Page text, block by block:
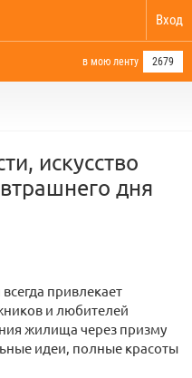
Вход
в мою ленту 2679
искусство
дня
привлекает
и любителей
жилища через призму
идеи, полные красоты